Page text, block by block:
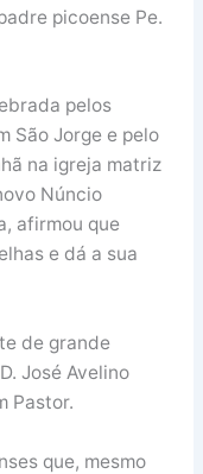
picoense Pe.
pelos
São Jorge e pelo
na igreja matriz
Núncio
afirmou que
e dá a sua
de grande
José Avelino
Pastor.
que, mesmo